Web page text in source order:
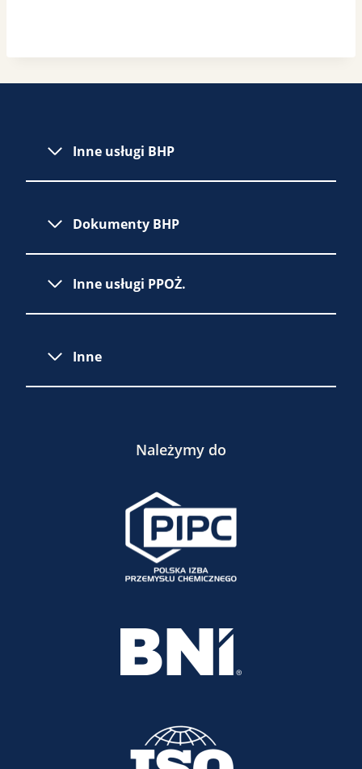
Inne usługi BHP
Dokumenty BHP
Inne usługi PPOŻ.
Inne
Należymy do